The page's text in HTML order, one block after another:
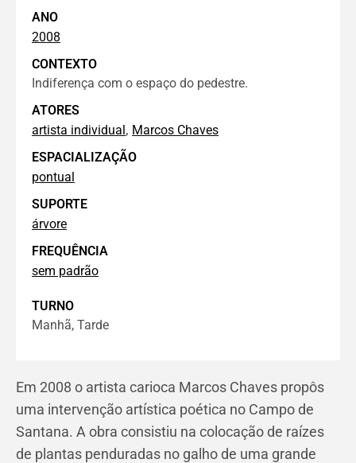
Em 2008 o artista carioca Marcos Chaves propôs
uma intervenção artística poética no Campo de
Santana. A obra consistiu na colocação de raízes
de plantas penduradas no galho de uma grande
ANO
2008
CONTEXTO
Indiferença com o espaço do pedestre.
ATORES
artista individual, Marcos Chaves
ESPACIALIZAÇÃO
pontual
SUPORTE
árvore
FREQUÊNCIA
sem padrão
TURNO
Manhã, Tarde